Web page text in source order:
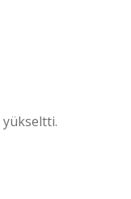
yükseltti.